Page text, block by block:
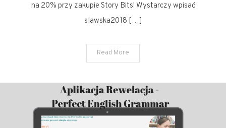
na 20% przy zakupie Story Bits! Wystarczy wpisać
slawska2018 […]
Read More